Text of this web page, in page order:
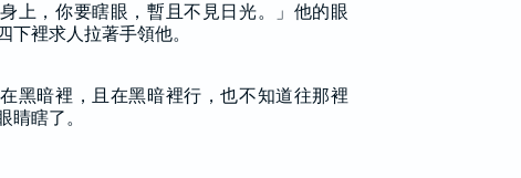
上，你要瞎眼，暫且不見日光。」他的眼
下裡求人拉著手領他。
黑暗裡，且在黑暗裡行，也不知道往那裡
睛瞎了。